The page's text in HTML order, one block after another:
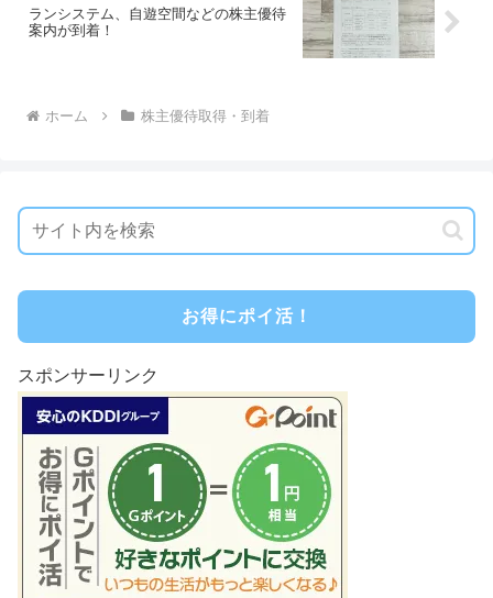
ランシステム、自遊空間などの株主優待
案内が到着！
ホーム 株主優待取得・到着
お得にポイ活！
スポンサーリンク